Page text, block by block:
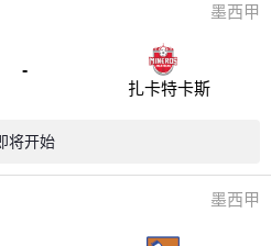
墨西甲
-
扎卡特卡斯
将开始
墨西甲